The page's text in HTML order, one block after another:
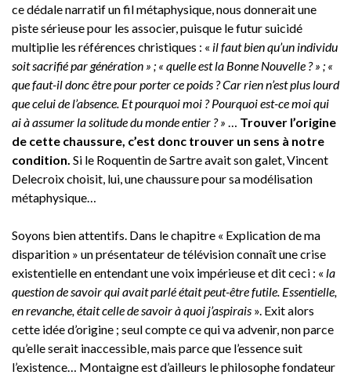
ce dédale narratif un fil métaphysique, nous donnerait une
piste sérieuse pour les associer, puisque le futur suicidé
multiplie les références christiques : « il faut bien qu’un individu
soit sacrifié par génération » ; « quelle est la Bonne Nouvelle ? » ; «
que faut-il donc être pour porter ce poids ? Car rien n’est plus lourd
que celui de l’absence. Et pourquoi moi ? Pourquoi est-ce moi qui
ai à assumer la solitude du monde entier ? »
Trouver l’origine
de cette chaussure, c’est donc trouver un sens à notre
condition. Si le Roquentin de Sartre avait son galet, Vincent
Delecroix choisit, lui, une chaussure pour sa modélisation
métaphysique…
Soyons bien attentifs. Dans le chapitre « Explication de ma
disparition » un présentateur de télévision connaît une crise
existentielle en entendant une voix impérieuse et dit ceci : « la
question de savoir qui avait parlé était peut-être futile. Essentielle,
en revanche, était celle de savoir à quoi j’aspirais ». Exit alors
cette idée d’origine ; seul compte ce qui va advenir, non parce
qu’elle serait inaccessible, mais parce que l’essence suit
l’existence… Montaigne est d’ailleurs le philosophe fondateur